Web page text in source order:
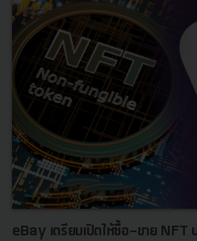
eBay เตรียมเปิดให้ซื้อ-ขาย NFT